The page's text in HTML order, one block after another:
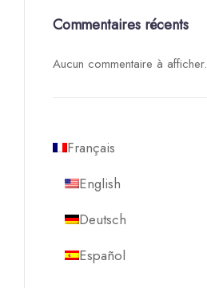
Commentaires récents
Aucun commentaire à afficher.
Français
English
Deutsch
Español